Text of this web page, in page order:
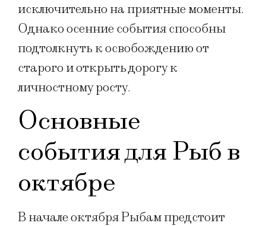
исключительно на приятные моменты.
Однако осенние события способны
подтолкнуть к освобождению от
старого и открыть дорогу к
личностному росту.
Основные
события для Рыб в
октябре
В начале октября Рыбам предстоит